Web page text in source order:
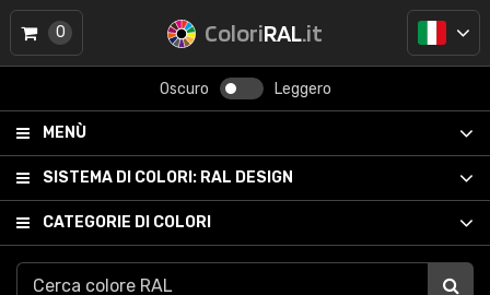
ColoriRAL.it
Oscuro Leggero
MENÙ
SISTEMA DI COLORI: RAL DESIGN
CATEGORIE DI COLORI
0